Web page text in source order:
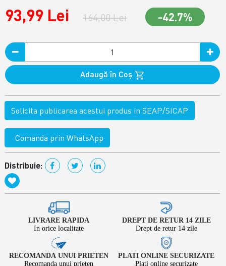
93,99 Lei 164,00 Lei -42.7%
Adaugă în Coş
Solicita publicarea acestui produs in SEAP/SICAP
Comanda prin WhatsApp
Distribuie:
LIVRARE RAPIDA
In orice localitate
DREPT DE RETUR 14 ZILE
Drept de retur 14 zile
RECOMANDA UNUI PRIETEN
Recomanda unui prieten
PLATI ONLINE SECURIZATE
Plati online securizate